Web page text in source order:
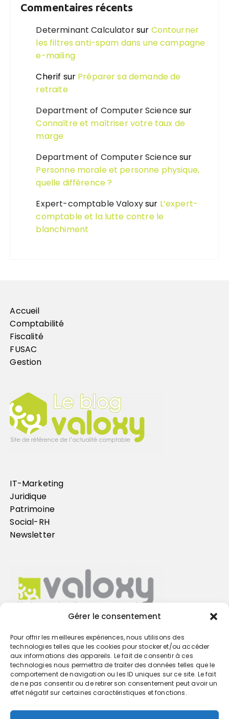
Gérer le consentement
Pour offrir les meilleures expériences, nous utilisons des
technologies telles que les cookies pour stocker et/ou accéder
aux informations des appareils. Le fait de consentir à ces
technologies nous permettra de traiter des données telles que le
comportement de navigation ou les ID uniques sur ce site. Le fait
de ne pas consentir ou de retirer son consentement peut avoir un
effet négatif sur certaines caractéristiques et fonctions.
Commentaires récents
Determinant Calculatorsur Contourner
les filtres anti-spam dans une campagne
e-mailing
Cherif sur Préparer sa demande de
retraite
Department of Computer Sciencesur
Connaître et maîtriser votre taux de
marge
Department of Computer Sciencesur
Personne morale et personne physique,
quelle différence ?
Expert-comptable Valoxysur L’expert-
comptable et la lutte contre le
blanchiment
Accueil
Comptabilité
Fiscalité
FUSAC
Gestion
IT-Marketing
Juridique
Patrimoine
Social-RH
Newsletter
Trouvez votre cabinet
GO